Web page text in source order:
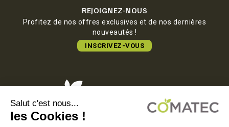
REJOIGNEZ-NOUS
Profitez de nos offres exclusives et de nos dernières
nouveautés !
INSCRIVEZ-VOUS